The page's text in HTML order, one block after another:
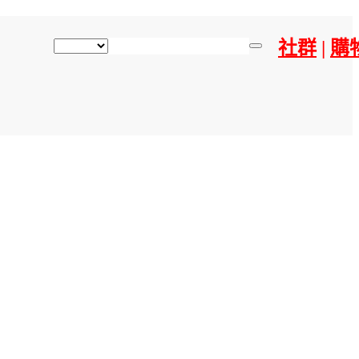
社群 | 購